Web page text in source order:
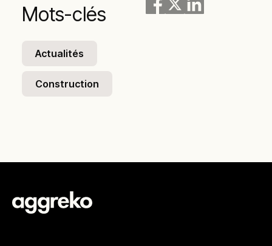
Mots-clés
Actualités
Construction